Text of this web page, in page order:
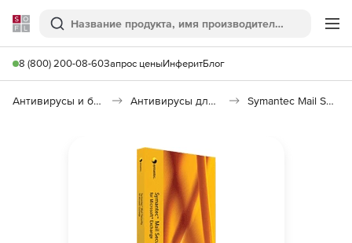
Softline
Поиск
8 (800) 200-08-60Запрос ценыИнферитБлог
Антивирусы и безопасность Антивирусы для организаций Symantec Mail Security for Microsoft Exchange